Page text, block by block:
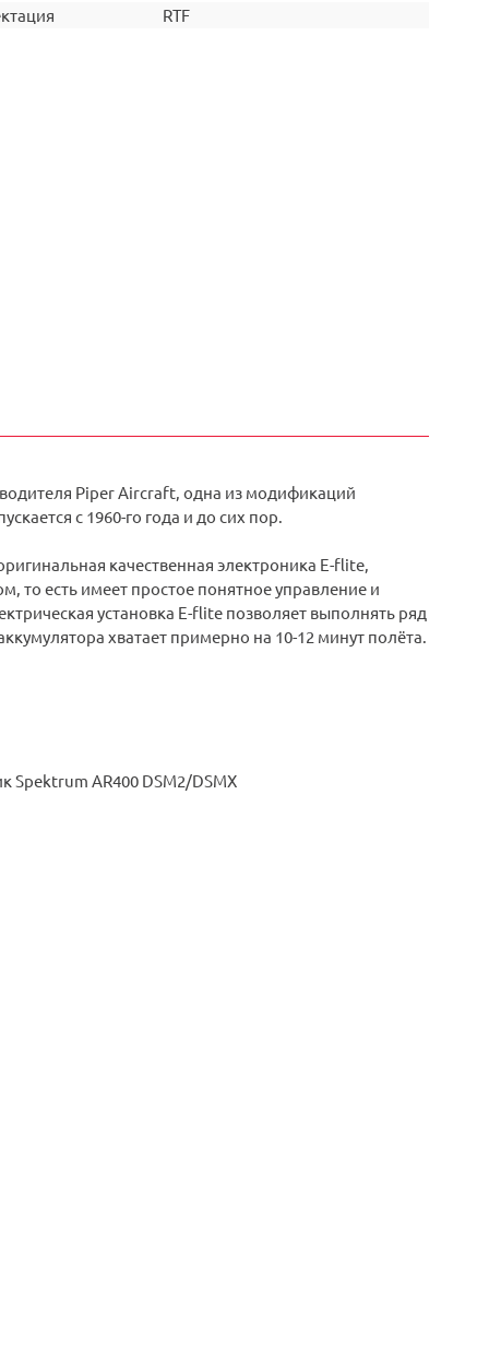
RTF
Piper Aircraft, одна из модификаций
с 1960-го года и до сих пор.
качественная электроника E-flite,
то есть имеет простое понятное управление и
установка E-flite позволяет выполнять ряд
хватает примерно на 10-12 минут полёта.
AR400 DSM2/DSMX